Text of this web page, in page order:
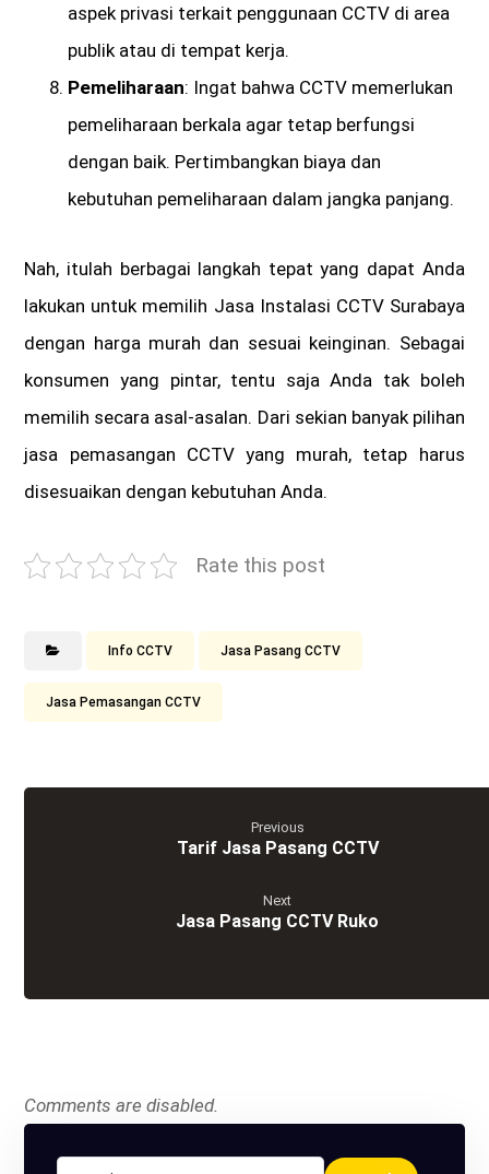
aspek privasi terkait penggunaan CCTV di area
publik atau di tempat kerja.
Pemeliharaan: Ingat bahwa CCTV memerlukan
pemeliharaan berkala agar tetap berfungsi
dengan baik. Pertimbangkan biaya dan
kebutuhan pemeliharaan dalam jangka panjang.
Nah, itulah berbagai langkah tepat yang dapat Anda
lakukan untuk memilih Jasa Instalasi CCTV Surabaya
dengan harga murah dan sesuai keinginan. Sebagai
konsumen yang pintar, tentu saja Anda tak boleh
memilih secara asal-asalan. Dari sekian banyak pilihan
jasa pemasangan CCTV yang murah, tetap harus
disesuaikan dengan kebutuhan Anda.
Rate this post
Info CCTV Jasa Pasang CCTV
Jasa Pemasangan CCTV
Previous
Tarif Jasa Pasang CCTV
Next
Jasa Pasang CCTV Ruko
Comments are disabled.